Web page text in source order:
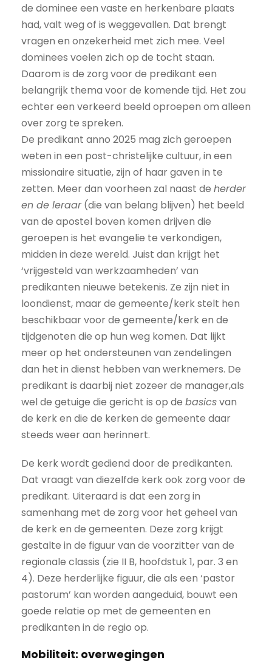
de dominee een vaste en herkenbare plaats
had, valt weg of is weggevallen. Dat brengt
vragen en onzekerheid met zich mee. Veel
dominees voelen zich op de tocht staan.
Daarom is de zorg voor de predikant een
belangrijk thema voor de komende tijd. Het zou
echter een verkeerd beeld oproepen om alleen
over zorg te spreken.
De predikant anno 2025 mag zich geroepen
weten in een post-christelijke cultuur, in een
missionaire situatie, zijn of haar gaven in te
zetten. Meer dan voorheen zal naast de herder
en de leraar(die van belang blijven) het beeld
van de apostel boven komen drijven die
geroepen is het evangelie te verkondigen,
midden in deze wereld. Juist dan krijgt het
‘vrijgesteld van werkzaamheden’ van
predikanten nieuwe betekenis. Ze zijn niet in
loondienst, maar de gemeente/kerk stelt hen
beschikbaar voor de gemeente/kerk en de
tijdgenoten die op hun weg komen. Dat lijkt
meer op het ondersteunen van zendelingen
dan het in dienst hebben van werknemers. De
predikant is daarbij niet zozeer de manager,als
wel de getuige die gericht is op de basicsvan
de kerk en die de kerken de gemeente daar
steeds weer aan herinnert.
De kerk wordt gediend door de predikanten.
Dat vraagt van diezelfde kerk ook zorg voor de
predikant. Uiteraard is dat een zorg in
samenhang met de zorg voor het geheel van
de kerk en de gemeenten. Deze zorg krijgt
gestalte in de figuur van de voorzitter van de
regionale classis (zie II B, hoofdstuk 1, par. 3 en
4). Deze herderlijke figuur, die als een ‘pastor
pastorum’ kan worden aangeduid, bouwt een
goede relatie op met de gemeenten en
predikanten in de regio op.
Mobiliteit: overwegingen